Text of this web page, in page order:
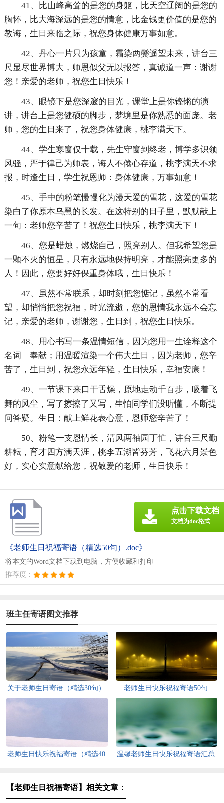
41、比山峰高耸的是您的身躯，比天空辽阔的是您的
胸怀，比大海深远的是您的情意，比金钱更价值的是您的
教诲，生日来临之际，祝您身体健康万事如意。
42、丹心一片只为孩童，霜染两鬓遥望未来，讲台三
尺显尽世界博大，师恩似父无以报答，真诚道一声：谢谢
您！亲爱的老师，祝您生日快乐！
43、眼镜下是您深邃的目光，课堂上是你铿锵的演
讲，讲台上是您健硕的脚步，梦境里是你熟悉的面庞。老
师，您的生日来了，祝您身体健康，桃李满天下。
44、学生寒窗仅十载，先生守窗到终老，博学多识领
风骚，严于律己为师表，诲人不倦心存道，桃李满天不求
报，时逢生日，学生祝恩师：身体健康，万事如意！
45、手中的粉笔慢慢化为漫天爱的雪花，这爱的雪花
染白了你原本乌黑的长发。在这特别的日子里，默默献上
一句：老师您辛苦了！祝您生日快乐，桃李满天下！
46、您是蜡烛，燃烧自己，照亮别人。但我希望您是
一颗不灭的恒星，只有永远地保持明亮，才能照亮更多的
人！因此，您要好好保重身体哦，生日快乐！
47、虽然不常联系，却时刻把您惦记，虽然不常看
望，却悄悄把您祝福，时光流逝，您的恩情我永远不会忘
记，亲爱的老师，谢谢您，生日到，祝您生日快乐。
48、用心书写一条温情短信，因为您用一生诠释这个
名词—奉献；用温暖渲染一个伟大生日，因为老师，您辛
苦了，生日到，祝您永远年轻，生日快乐，幸福安康！
49、一节课下来口干舌燥，原地走动千百步，吸着飞
舞的风尘，写了擦擦了又写，生怕同学们没听懂，不断提
问答疑。生日：献上鲜花表心意，恩师您辛苦了！
50、粉笔一支恩情长，清风两袖园丁忙，讲台三尺勤
耕耘，育才四方满天涯，桃李五湖皆芬芳，飞花六月景色
好，实心实意献给您，祝敬爱的老师，生日快乐！
《老师生日祝福寄语（精选50句）.doc》
将本文的Word文档下载到电脑，方便收藏和打印
推荐度：
点击下载文档
文档为doc格式
班主任寄语图文推荐
关于老师生日寄语（精选30句） 老师生日快乐祝福寄语50句
老师生日快乐祝福寄语（精选40
温馨老师生日快乐祝福寄语汇总
【老师生日祝福寄语】相关文章：